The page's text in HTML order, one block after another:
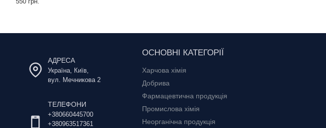
АДРЕСА
Україна, Київ,
вул. Мечникова 2
ТЕЛЕФОНИ
+380660445700
+380963517361
ОСНОВНІ КАТЕГОРІЇ
Харчова хімія
Добрива
Фармацевтична продукція
Промислова хімія
Неорганічна продукція